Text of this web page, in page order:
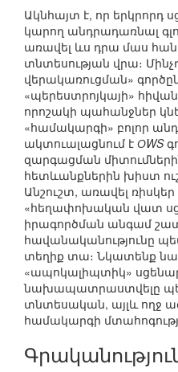
Ակնհայտ է, որ երկրորդ
կարող անդրադառնալ
առավել ևս դրա մաս
տնտեսության վրա։
վերակառուցման»
«պերեստրոյկայի»
որոշակի պահանջներ
«համակարգի» բոլոր
ակտուալացնում է ОWS
զարգացման
հետևանքներին խիստ
Անշուշտ, առավել
«հեղափոխական վատ
իրագործման անգամ
հավանականությունը
տեղիք տա։ Նկատենք
«ապոկալիպտիկ»
նախապատրաստվելը
տնտեսական, այլև ողջ
համակարգի